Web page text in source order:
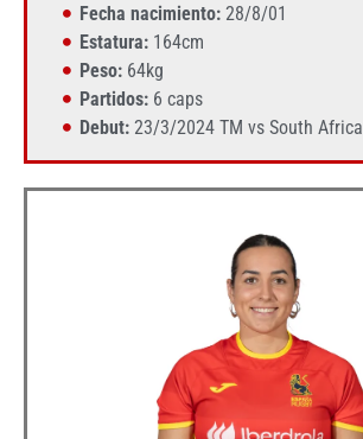
Fecha nacimiento:28/8/01
Estatura:164cm
Peso:64kg
Partidos:6 caps
Debut:23/3/2024 TM vs South Africa